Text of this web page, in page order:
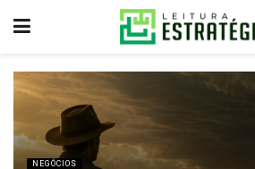
NEGÓCIOS